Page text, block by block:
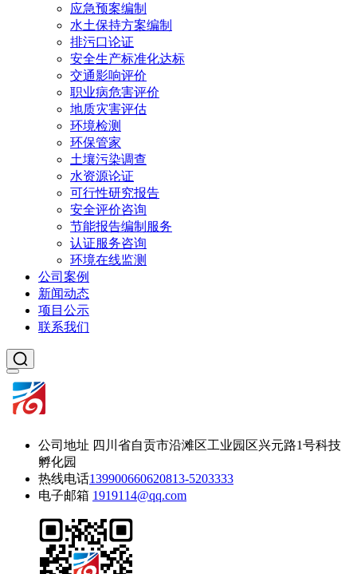
应急预案编制
水土保持方案编制
排污口论证
安全生产标准化达标
交通影响评价
职业病危害评价
地质灾害评估
环境检测
环保管家
土壤污染调查
水资源论证
可行性研究报告
安全评价咨询
节能报告编制服务
认证服务咨询
环境在线监测
公司案例
新闻动态
项目公示
联系我们
公司地址 四川省自贡市沿滩区工业园区兴元路1号科技
孵化园
热线电话139900660620813-5203333
电子邮箱 1919114@qq.com